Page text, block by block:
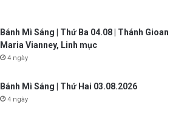
Bánh Mì Sáng | Thứ Ba 04.08 | Thánh Gioan
Maria Vianney, Linh mục
4 ngày
Bánh Mì Sáng | Thứ Hai 03.08.2026
4 ngày